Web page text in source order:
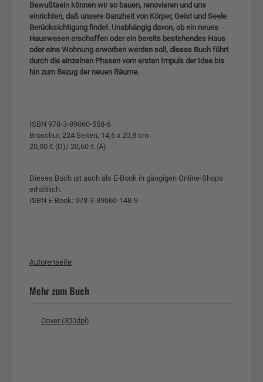
Bewußtsein können wir so bauen, renovieren und uns
einrichten, daß unsere Ganzheit von Körper, Geist und Seele
Berücksichtigung findet. Unabhängig davon, ob ein neues
Hauswesen erschaffen oder ein bereits bestehendes Haus
oder eine Wohnung erworben werden soll, dieses Buch führt
durch die einzelnen Phasen vom ersten Impuls der Idee bis
hin zum Bezug der neuen Räume.
ISBN 978-3-89060-558-6
Broschur, 224 Seiten, 14,6 x 20,8 cm
20,00 € (D)/ 20,60 € (A)
Dieses Buch ist auch als E-Book in gängigen Online-Shops
erhältlich.
ISBN E-Book: 978-3-89060-148-9
Autorenseite
Mehr zum Buch
Cover (300dpi)